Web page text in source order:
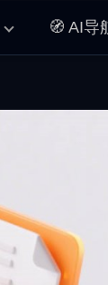
🧭 AI导